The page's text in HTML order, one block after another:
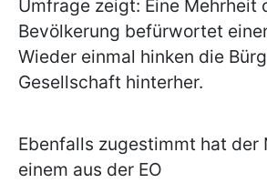
Umfrage zeigt: Eine Mehrheit
Bevölkerung befürwortet
Wieder einmal hinken die
Gesellschaft hinterher.
Ebenfalls zugestimmt hat der
einem aus der EO